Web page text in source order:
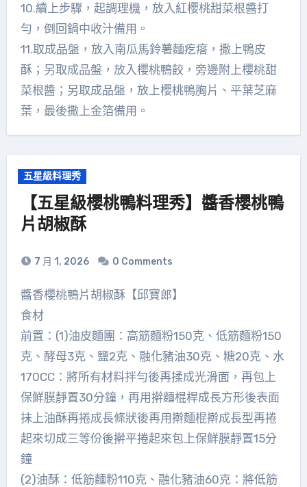
10.續上步驟，起調理機，放入紅櫻桃甜菜根醬打
勻，倒回鍋中收汁備用。
11.取成品盤，放入南瓜馬鈴薯麵疙瘩，撒上鴨皮
酥；另取成品盤，放入櫻桃鴨餃，旁邊附上櫻桃甜
菜根醬；另取成品盤，放上櫻桃鴨胸片、平葉芝麻
葉，最後撒上金箔備用。
五星級料理秀
【五星級櫻桃鴨料理秀】醬香櫻桃鴨
片胡椒酥
7 月 1, 2026 0 Comments
醬香櫻桃鴨片胡椒酥【邱寶郎】
食材
前置：(1)油皮麵團：高筋麵粉150克、低筋麵粉150
克、酵母3克、鹽2克、融化豬油30克、糖20克、水
170CC：將所有材料拌勻後再揉成光滑面，再包上
保鮮膜靜置30分鐘，再用擀麵棍桿成長方形後表面
抹上油酥再捲成長條狀後再用擀麵棍擀成長型再捲
起來切成三等份後擀平捲起來包上保鮮膜靜置15分
鐘
(2)油酥：低筋麵粉110克、融化豬油60克：將低筋